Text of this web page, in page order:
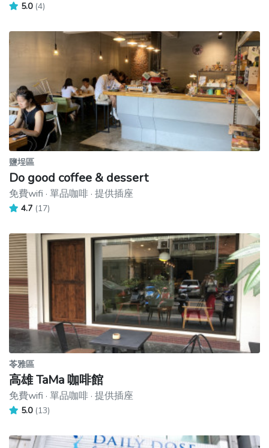
5.0 (4)
鹽埕區
Do good coffee & dessert
免費wifi · 單品咖啡 · 提供插座
4.7 (17)
苓雅區
高雄 TaMa 咖啡館
免費wifi · 單品咖啡 · 提供插座
5.0 (13)